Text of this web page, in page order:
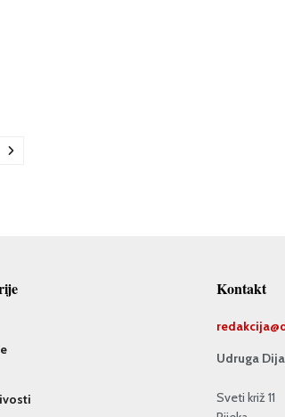
Kontakt
redakcija@
Udruga
Sveti križ 11